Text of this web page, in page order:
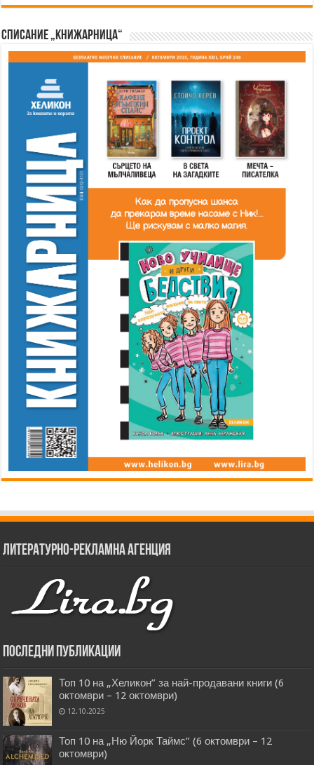
Списание „Книжарница“
Литературно-рекламна агенция
Последни публикации
Топ 10 на „Хеликон” за най-продавани книги (6
октомври – 12 октомври)
12.10.2025
Топ 10 на „Ню Йорк Таймс” (6 октомври – 12
октомври)